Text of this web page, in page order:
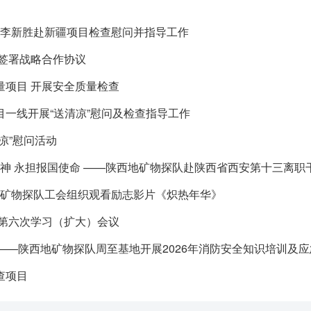
新胜赴新疆项目检查慰问并指导工作
署战略合作协议
目 开展安全质量检查
线开展“送清凉”慰问及检查指导工作
”慰问活动
永担报国使命 ——陕西地矿物探队赴陕西省西安第十三离职
探队工会组织观看励志影片《炽热年华》
六次学习（扩大）会议
陕西地矿物探队周至基地开展2026年消防安全知识培训及
项目